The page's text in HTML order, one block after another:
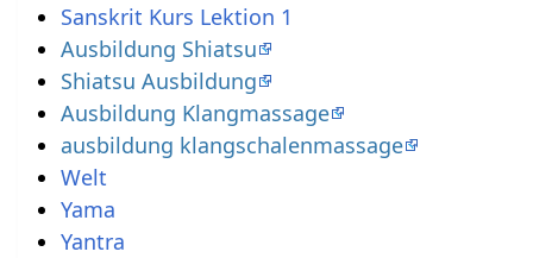
Sanskrit Kurs Lektion 1
Ausbildung Shiatsu
Shiatsu Ausbildung
Ausbildung Klangmassage
ausbildung klangschalenmassage
Welt
Yama
Yantra